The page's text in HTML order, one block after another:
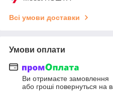
Всі умови доставки
Умови оплати
Ви отримаєте замовлення
або гроші повернуться на